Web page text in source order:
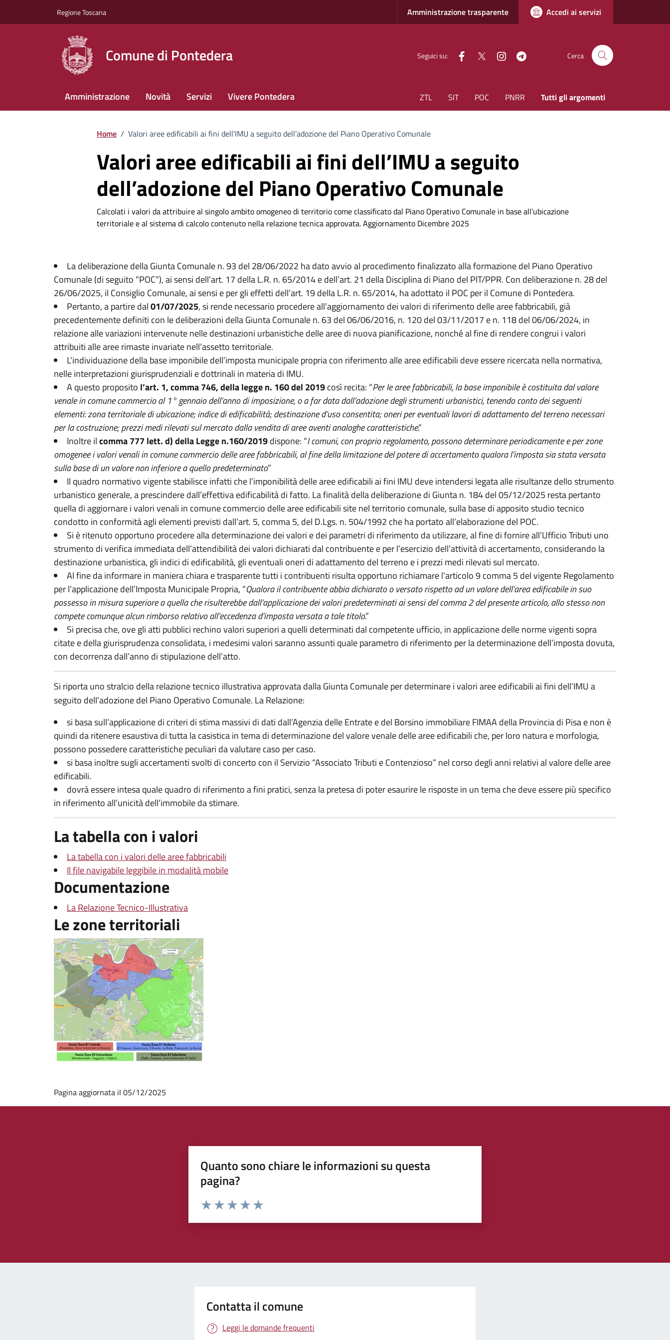
Regione Toscana Amministrazione trasparente Accedi ai servizi
Comune di Pontedera Seguici su: facebook
Twitter instagram Cerca
Amministrazione Novità Servizi Vivere Pontedera ZTL SIT POC PNRR Tutti gli argomenti
Home / Valori aree edificabili ai fini dell’IMU a seguito dell’adozione del Piano Operativo Comunale
Valori aree edificabili ai fini dell’IMU a seguito
dell’adozione del Piano Operativo Comunale
Calcolati i valori da attribuire al singolo ambito omogeneo di territorio come classificato dal Piano Operativo Comunale in base all’ubicazione
territoriale e al sistema di calcolo contenuto nella relazione tecnica approvata. Aggiornamento Dicembre 2025
La deliberazione della Giunta Comunale n. 93 del 28/06/2022 ha dato avvio al procedimento finalizzato alla formazione del Piano Operativo
Comunale (di seguito “POC”), ai sensi dell’art. 17 della L.R. n. 65/2014 e dell’art. 21 della Disciplina di Piano del PIT/PPR. Con deliberazione n. 28 del
26/06/2025, il Consiglio Comunale, ai sensi e per gli effetti dell’art. 19 della L.R. n. 65/2014, ha adottato il POC per il Comune di Pontedera.
Pertanto, a partire dal01/07/2025, si rende necessario procedere all’aggiornamento dei valori di riferimento delle aree fabbricabili, già
precedentemente definiti con le deliberazioni della Giunta Comunale n. 63 del 06/06/2016, n. 120 del 03/11/2017 e n. 118 del 06/06/2024, in
relazione alle variazioni intervenute nelle destinazioni urbanistiche delle aree di nuova pianificazione, nonché al fine di rendere congrui i valori
attribuiti alle aree rimaste invariate nell’assetto territoriale.
L’individuazione della base imponibile dell’imposta municipale propria con riferimento alle aree edificabili deve essere ricercata nella normativa,
nelle interpretazioni giurisprudenziali e dottrinali in materia di IMU.
A questo proposito l’art. 1, comma 746, della legge n. 160 del 2019così recita: “Per le aree fabbricabili, la base imponibile è costituita dal valore
venale in comune commercio al 1° gennaio dell’anno di imposizione, o a far data dall’adozione degli strumenti urbanistici, tenendo conto dei seguenti
elementi: zona territoriale di ubicazione; indice di edificabilità;destinazione d’uso consentita; oneri per eventuali lavori di adattamento del terreno necessari
per la costruzione; prezzi medi rilevati sul mercato dalla vendita di aree aventi analoghe caratteristiche.”
Inoltre ilcomma 777 lett. d) della Legge n.160/2019dispone: “I comuni, con proprio regolamento, possono determinare periodicamente e per zone
omogenee i valori venali in comune commercio delle aree fabbricabili, al fine della limitazione del potere di accertamento qualora l’imposta sia stata versata
sulla base di un valore non inferiore a quello predeterminato”
Il quadro normativo vigente stabilisce infatti che l’imponibilità delle aree edificabili ai fini IMU deve intendersi legata alle risultanze dello strumento
urbanistico generale, a prescindere dall’effettiva edificabilità di fatto. La finalità della deliberazione di Giunta n. 184 del 05/12/2025 resta pertanto
quella di aggiornare i valori venali in comune commercio delle aree edificabili site nel territorio comunale, sulla base di apposito studio tecnico
condotto in conformità agli elementi previsti dall’art. 5, comma 5, del D.Lgs. n. 504/1992 che ha portato all’elaborazione del POC.
Si è ritenuto opportuno procedere alla determinazione dei valori e dei parametri di riferimento da utilizzare, al fine di fornire all’Ufficio Tributi uno
strumento di verifica immediata dell’attendibilità dei valori dichiarati dal contribuente e per l’esercizio dell’attività di accertamento, considerando la
destinazione urbanistica, gli indici di edificabilità, gli eventuali oneri di adattamento del terreno e i prezzi medi rilevati sul mercato.
Al fine da informare in maniera chiara e trasparente tutti i contribuenti risulta opportuno richiamare l’articolo 9 comma 5 del vigente Regolamento
per l’applicazione dell’Imposta Municipale Propria, “Qualora il contribuente abbia dichiarato o versato rispetto ad un valore dell’area edificabile in suo
possesso in misura superiore a quella che risulterebbe dall’applicazione dei valori predeterminati ai sensi del comma 2 del presente articolo, allo stesso non
compete comunque alcun rimborso relativo all’eccedenza d’imposta versata a tale titolo.”
Si precisa che, ove gli atti pubblici rechino valori superiori a quelli determinati dal competente ufficio, in applicazione delle norme vigenti sopra
citate e della giurisprudenza consolidata, i medesimi valori saranno assunti quale parametro di riferimento per la determinazione dell’imposta dovuta,
con decorrenza dall’anno di stipulazione dell’atto.
Si riporta uno stralcio della relazione tecnico illustrativa approvata dalla Giunta Comunale per determinare i valori aree edificabili ai fini dell’IMU a
seguito dell’adozione del Piano Operativo Comunale. La Relazione:
si basa sull’applicazione di criteri di stima massivi di dati dall’Agenzia delle Entrate e del Borsino immobiliare FIMAA della Provincia di Pisa e non è
quindi da ritenere esaustiva di tutta la casistica in tema di determinazione del valore venale delle aree edificabili che, per loro natura e morfologia,
possono possedere caratteristiche peculiari da valutare caso per caso.
si basa inoltre sugli accertamenti svolti di concerto con il Servizio “Associato Tributi e Contenzioso” nel corso degli anni relativi al valore delle aree
edificabili.
dovrà essere intesa quale quadro di riferimento a fini pratici, senza la pretesa di poter esaurire le risposte in un tema che deve essere più specifico
in riferimento all’unicità dell’immobile da stimare.
La tabella con i valori
La tabella con i valori delle aree fabbricabili
Il file navigabile leggibile in modalità mobile
Documentazione
La Relazione Tecnico-Illustrativa
Le zone territoriali
Pagina aggiornata il 05/12/2025
Quanto sono chiare le informazioni su questa
pagina?
Rating:
Contatta il comune
Leggi le domande frequenti